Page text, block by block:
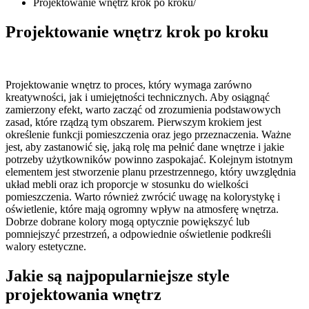
Projektowanie wnętrz krok po kroku
Projektowanie wnętrz krok po kroku
Projektowanie wnętrz to proces, który wymaga zarówno
kreatywności, jak i umiejętności technicznych. Aby osiągnąć
zamierzony efekt, warto zacząć od zrozumienia podstawowych
zasad, które rządzą tym obszarem. Pierwszym krokiem jest
określenie funkcji pomieszczenia oraz jego przeznaczenia. Ważne
jest, aby zastanowić się, jaką rolę ma pełnić dane wnętrze i jakie
potrzeby użytkowników powinno zaspokajać. Kolejnym istotnym
elementem jest stworzenie planu przestrzennego, który uwzględnia
układ mebli oraz ich proporcje w stosunku do wielkości
pomieszczenia. Warto również zwrócić uwagę na kolorystykę i
oświetlenie, które mają ogromny wpływ na atmosferę wnętrza.
Dobrze dobrane kolory mogą optycznie powiększyć lub
pomniejszyć przestrzeń, a odpowiednie oświetlenie podkreśli
walory estetyczne.
Jakie są najpopularniejsze style
projektowania wnętrz